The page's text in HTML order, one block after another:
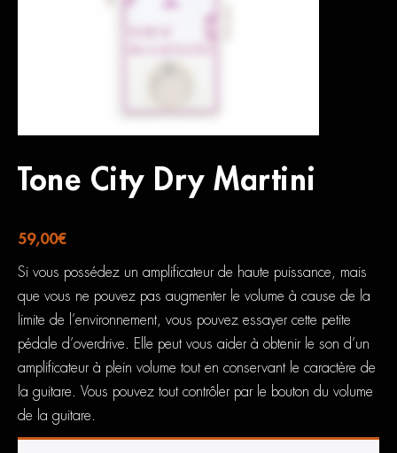
Tone City Dry Martini
59,00€
Si vous possédez un amplificateur de haute puissance, mais
que vous ne pouvez pas augmenter le volume à cause de la
limite de l’environnement, vous pouvez essayer cette petite
pédale d’overdrive. Elle peut vous aider à obtenir le son d’un
amplificateur à plein volume tout en conservant le caractère de
la guitare. Vous pouvez tout contrôler par le bouton du volume
de la guitare.